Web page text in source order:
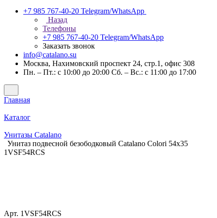
+7 985 767-40-20 Telegram/WhatsApp
Назад
Телефоны
+7 985 767-40-20 Telegram/WhatsApp
Заказать звонок
info@catalano.su
Москва, Нахимовский проспект 24, стр.1, офис 308
Пн. – Пт.: с 10:00 до 20:00 Сб. – Вс.: с 11:00 до 17:00
Главная
Каталог
Унитазы Catalano
Унитаз подвесной безободковый Catalano Colori 54x35
1VSF54RCS
Арт. 1VSF54RCS